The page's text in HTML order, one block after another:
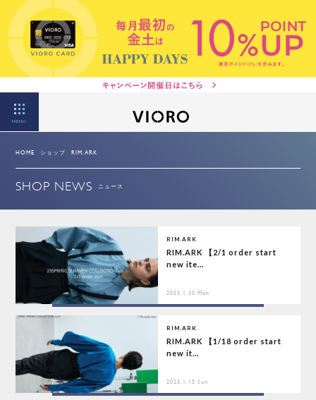
MENU
HOME ショップ RIM.ARK
SHOP NEWS ニュース
RIM.ARK
RIM.ARK 【2/1 order start
new ite...
2023.1.30 Mon
RIM.ARK
RIM.ARK 【1/18 order start
new it...
2023.1.15 Sun